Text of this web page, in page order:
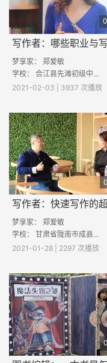
梦享家： 郑爱敏
学校： 合江县先滩初级中学
2021-02-03 | 3937 次播放
梦享家： 郑爱敏
学校： 甘肃省陇南市成县黄陈镇黄陈中心学校
2021-01-28 | 2297 次播放